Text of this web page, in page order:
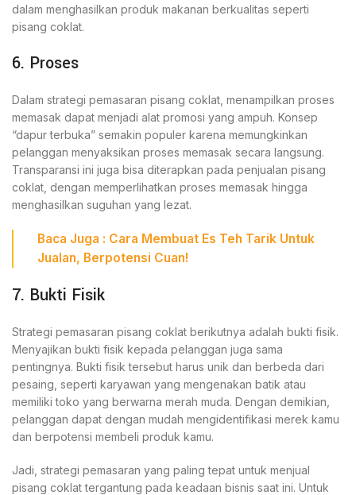
dalam menghasilkan produk makanan berkualitas seperti
pisang coklat.
6. Proses
Dalam strategi pemasaran pisang coklat, menampilkan proses
memasak dapat menjadi alat promosi yang ampuh. Konsep
“dapur terbuka” semakin populer karena memungkinkan
pelanggan menyaksikan proses memasak secara langsung.
Transparansi ini juga bisa diterapkan pada penjualan pisang
coklat, dengan memperlihatkan proses memasak hingga
menghasilkan suguhan yang lezat.
Baca Juga : Cara Membuat Es Teh Tarik Untuk
Jualan, Berpotensi Cuan!
7. Bukti Fisik
Strategi pemasaran pisang coklat berikutnya adalah bukti fisik.
Menyajikan bukti fisik kepada pelanggan juga sama
pentingnya. Bukti fisik tersebut harus unik dan berbeda dari
pesaing, seperti karyawan yang mengenakan batik atau
memiliki toko yang berwarna merah muda. Dengan demikian,
pelanggan dapat dengan mudah mengidentifikasi merek kamu
dan berpotensi membeli produk kamu.
Jadi, strategi pemasaran yang paling tepat untuk menjual
pisang coklat tergantung pada keadaan bisnis saat ini. Untuk